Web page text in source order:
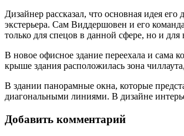
Дизайнер рассказал, что основная идея
экстерьера. Сам Виддершовен и его
только для спецов в данной сфере, но и для
В новое офисное здание переехала и сама
крыше здания расположилась зона
В здании панорамные окна, которые
диагональными линиями. В дизайне
Добавить комментарий